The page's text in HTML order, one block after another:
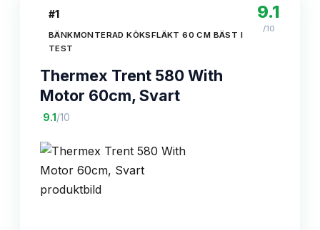
#1
BÄNKMONTERAD KÖKSFLÄKT 60 CM BÄST I
TEST
Thermex Trent 580 With
Motor 60cm, Svart
·9.1 /10
9.1
/10